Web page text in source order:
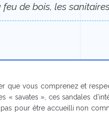
de bois, les
que vous comprenez et
savates », ces sandales
pour être accueilli non